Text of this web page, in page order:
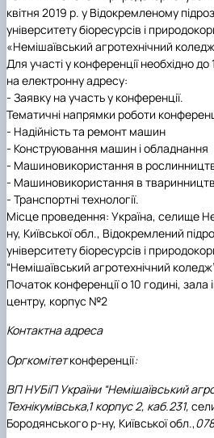
Іноземні мови
Їдальні та
Студентські
Центр вивчення
Психологічна
Інклюзивне
Рада молодих
Наукові школи
Стартап школа
Методичні
Форми
Патентно-
ЦКНО
садово-паркове
медицина»
Обладнання
Біоетична комісія
Наукові видання
Досліднику та
Звіт про
Наукові журнали
Наукові журнали
Пам'ятка про
заходів
Порядок
проведення НТЗ
Результати
Монографії
Наука для бізнесу
Каталог
«SEB-2024»
«SEB-2025»
Наглядова рада
Рада
Благодійний фонд
2020»
Історія
Видатні
Звіт ректора
Пам'яті
Почесні доктори
Пресслужба
Вибори ректора
Програма
ініціатива – 2025»
Доступ до публічної
Державні закупівлі
Офіційна символіка
Антикорупційні заходи
Уповноважена
виявлення корупції
Положення про
уповноваженого
Національні
Нормативно-
Інформаційні
Методичні
Антикорупційні
Гендерна радниця
Контактна інформація
квітня 2019 р. у Відокремленому
університету біоресурсів і
«Немішаївський агротехнічний
Для участі у конференції необхідно до
на електронну адресу:
- Заявку на участь у конференції.
Тематичні напрямки роботи
- Надійність та ремонт машин
- Конструювання машин і обладнання
- Машиновикористання в
- Машиновикористання в
- Транспортні технології.
Місце проведення: Україна, селище
ну, Київської обл., Відокремлений
університету біоресурсів і
“Немішаївський агротехнічний
Початок конференції о 10 годині,
центру, корпус №2
Контактна адреса
Оргкомітетконференції:
ВП НУБіП України “Немішаївський
Технікумівська,1 корпус 2, каб.231,
Бородянського р-ну, Київської обл.,